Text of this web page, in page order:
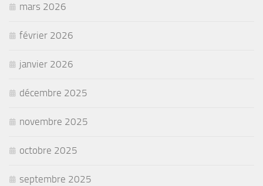
mars 2026
février 2026
janvier 2026
décembre 2025
novembre 2025
octobre 2025
septembre 2025